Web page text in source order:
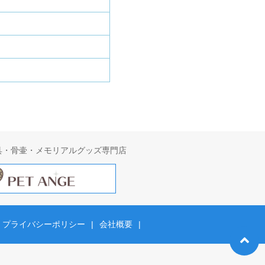
骨壷・メモリアルグッズ専門店
プライバシーポリシー | 会社概要 |